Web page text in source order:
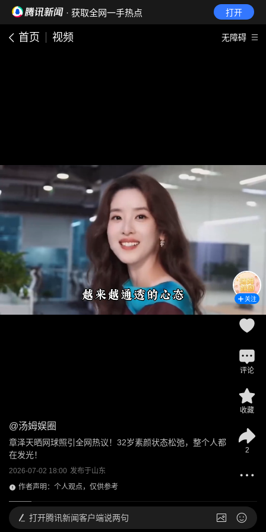
· 获取全网一手热点 打开
首页 视频 无障碍
@汤姆娱圈
章泽天晒网球照引全网热议！32岁素颜状态松弛，整个人都
在发光！
2026-07-02 18:00 发布于山东
作者声明：个人观点，仅供参考
关注
评论
收藏
2
打开腾讯新闻客户端说两句